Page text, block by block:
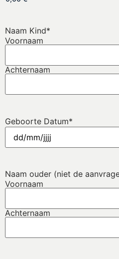
Naam Kind*
Voornaam
Achternaam
Geboorte Datum*
Naam ouder (niet de
Voornaam
Achternaam